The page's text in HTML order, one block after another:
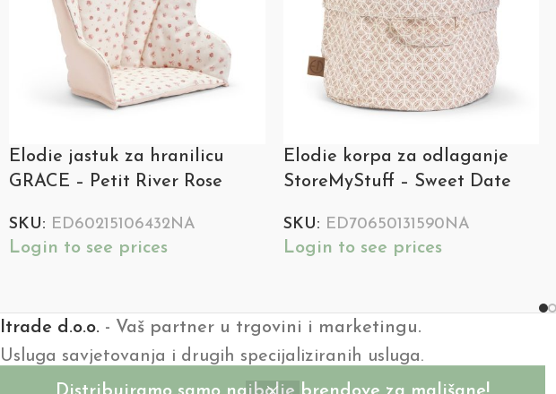
Elodie jastuk za hranilicu
GRACE – Petit River Rose
SKU: ED60215106432NA
Login to see prices
Elodie korpa za odlaganje
StoreMyStuff – Sweet Date
SKU: ED70650131590NA
Login to see prices
Itrade d.o.o. - Vaš partner u trgovini i marketingu.
Usluga savjetovanja i drugih specijaliziranih usluga.
Kontaktirajte nas:info@itrade.ba